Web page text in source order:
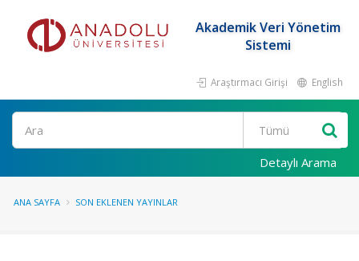
Akademik Veri Yönetim
Sistemi
Araştırmacı Girişi English
Ara
Detaylı Arama
ANA SAYFA SON EKLENEN YAYINLAR